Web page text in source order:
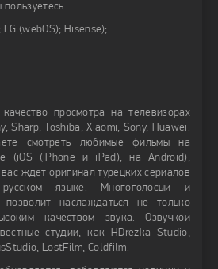
(webOS); Hisense);
просмотра на телевизорах
Sharp, Toshiba, Xiaomi, Sony, Huawei.
смотреть любимые фильмы на
(iOS (iPhone и iPad); на Android),
ждет оригинал турецких сериалов
языке. Многоголосый и
наслаждаться не только
качеством звука. Озвучкой
студии, как HDrezka Studio,
LostFilm, Coldfilm.